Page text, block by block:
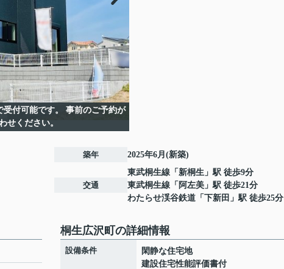
付可能です。 事前のご予約が
せください。
築年 2025年6月(新築)
交通
東武桐生線 「 新桐生 」駅 徒歩9分
東武桐生線 「 阿左美 」駅 徒歩21分
わたらせ渓谷鉄道 「 下新田 」駅 徒歩25分
桐生広沢町の詳細情報
設備条件
閑静な住宅地
建設住宅性能評価書付